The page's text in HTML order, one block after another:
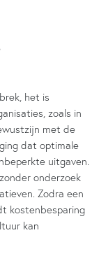
het is
zoals in
met de
dat optimale
uitgaven.
onderzoek
Zodra een
kostenbesparing
kan